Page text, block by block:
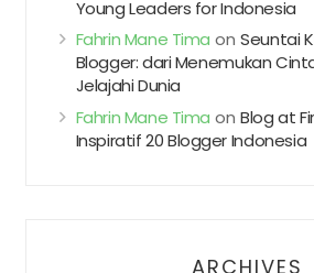
Young Leaders for Indonesia
Fahrin Mane Tima onSeuntai
Blogger: dari Menemukan
Jelajahi Dunia
Fahrin Mane Tima onBlog at
Inspiratif 20 Blogger Indonesia
ARCHIVES